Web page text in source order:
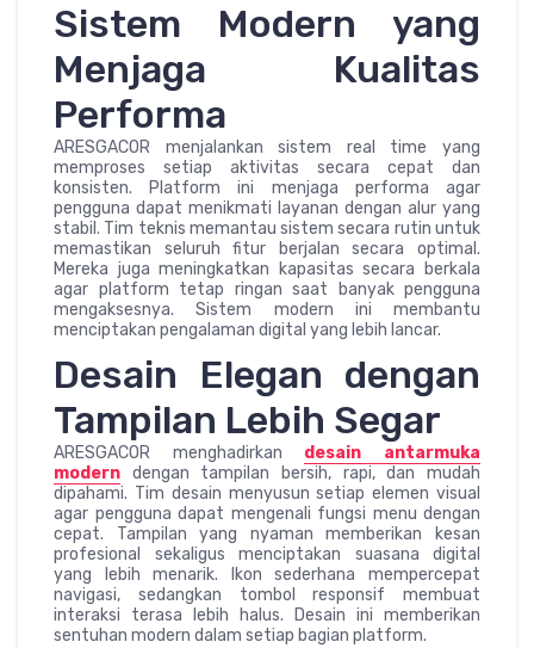
Sistem Modern yang
Menjaga Kualitas
Performa
ARESGACOR menjalankan sistem real time yang
memproses setiap aktivitas secara cepat dan
konsisten. Platform ini menjaga performa agar
pengguna dapat menikmati layanan dengan alur yang
stabil. Tim teknis memantau sistem secara rutin untuk
memastikan seluruh fitur berjalan secara optimal.
Mereka juga meningkatkan kapasitas secara berkala
agar platform tetap ringan saat banyak pengguna
mengaksesnya. Sistem modern ini membantu
menciptakan pengalaman digital yang lebih lancar.
Desain Elegan dengan
Tampilan Lebih Segar
ARESGACOR menghadirkan desain antarmuka
modern dengan tampilan bersih, rapi, dan mudah
dipahami. Tim desain menyusun setiap elemen visual
agar pengguna dapat mengenali fungsi menu dengan
cepat. Tampilan yang nyaman memberikan kesan
profesional sekaligus menciptakan suasana digital
yang lebih menarik. Ikon sederhana mempercepat
navigasi, sedangkan tombol responsif membuat
interaksi terasa lebih halus. Desain ini memberikan
sentuhan modern dalam setiap bagian platform.